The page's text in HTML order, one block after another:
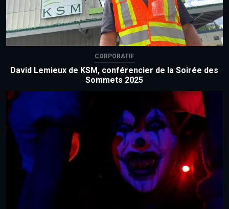
CORPORATIF
David Lemieux de KSM, conférencier de la Soirée des
Sommets 2025